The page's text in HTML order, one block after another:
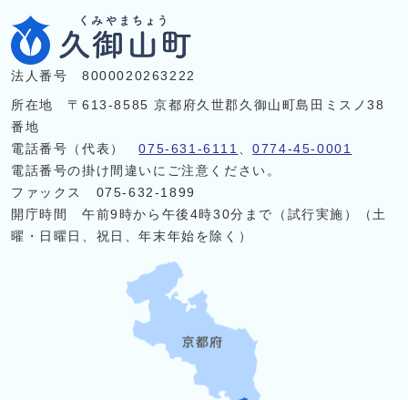
法人番号 8000020263222
所在地 〒613-8585 京都府久世郡久御山町島田ミスノ38
番地
電話番号（代表）075-631-6111 、0774-45-0001
電話番号の掛け間違いにご注意ください。
ファックス 075-632-1899
開庁時間 午前9時から午後4時30分まで（試行実施）（土
曜・日曜日、祝日、年末年始を除く）